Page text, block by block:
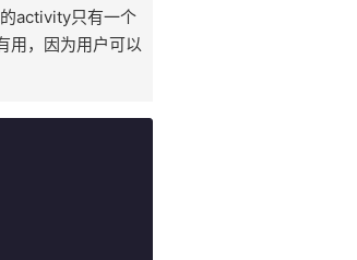
activity只有一个
用，因为用户可以